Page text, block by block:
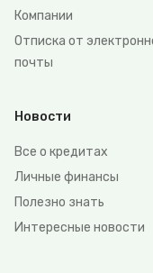
Компании
Отписка от
почты
Новости
Все о кредитах
Личные финансы
Полезно знать
Интересные новости